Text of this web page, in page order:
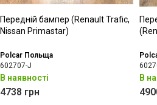
Передній бампер (Renault Trafic,
Nissan Primastar)
Polcar Польща
602707-J
В наявності
4738 грн
В